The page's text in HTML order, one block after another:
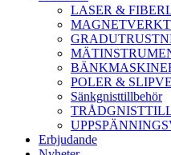
LASER &
POLER &
Sänkgnisttillbehör
Erbjudande